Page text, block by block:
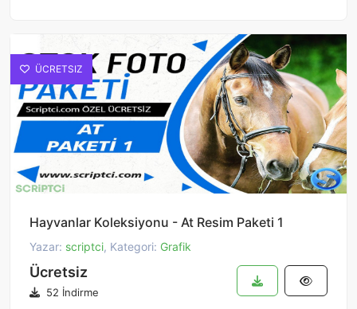
ÜCRETSIZ
Hayvanlar Koleksiyonu - At Resim Paketi 1
Yazar: scriptci, Kategori: Grafik
Ücretsiz
52 İndirme